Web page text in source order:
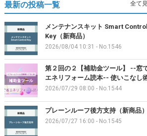
最新の投稿一覧 全て
メンテナンスキット Smart Control
Key（新商品）
2026/08/04 10:31 - No.1546
第２回の２【補助金ツール】 --窓
エネリフォーム読本-- 使いこなし
2026/07/29 08:00 - No.1544
プレーンルーフ後方支持（新商品）
2026/07/27 16:00 - No.1545